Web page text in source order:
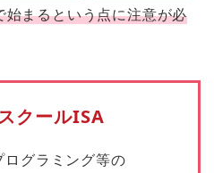
まるという点に注意が必
クールISA
グラミング等の